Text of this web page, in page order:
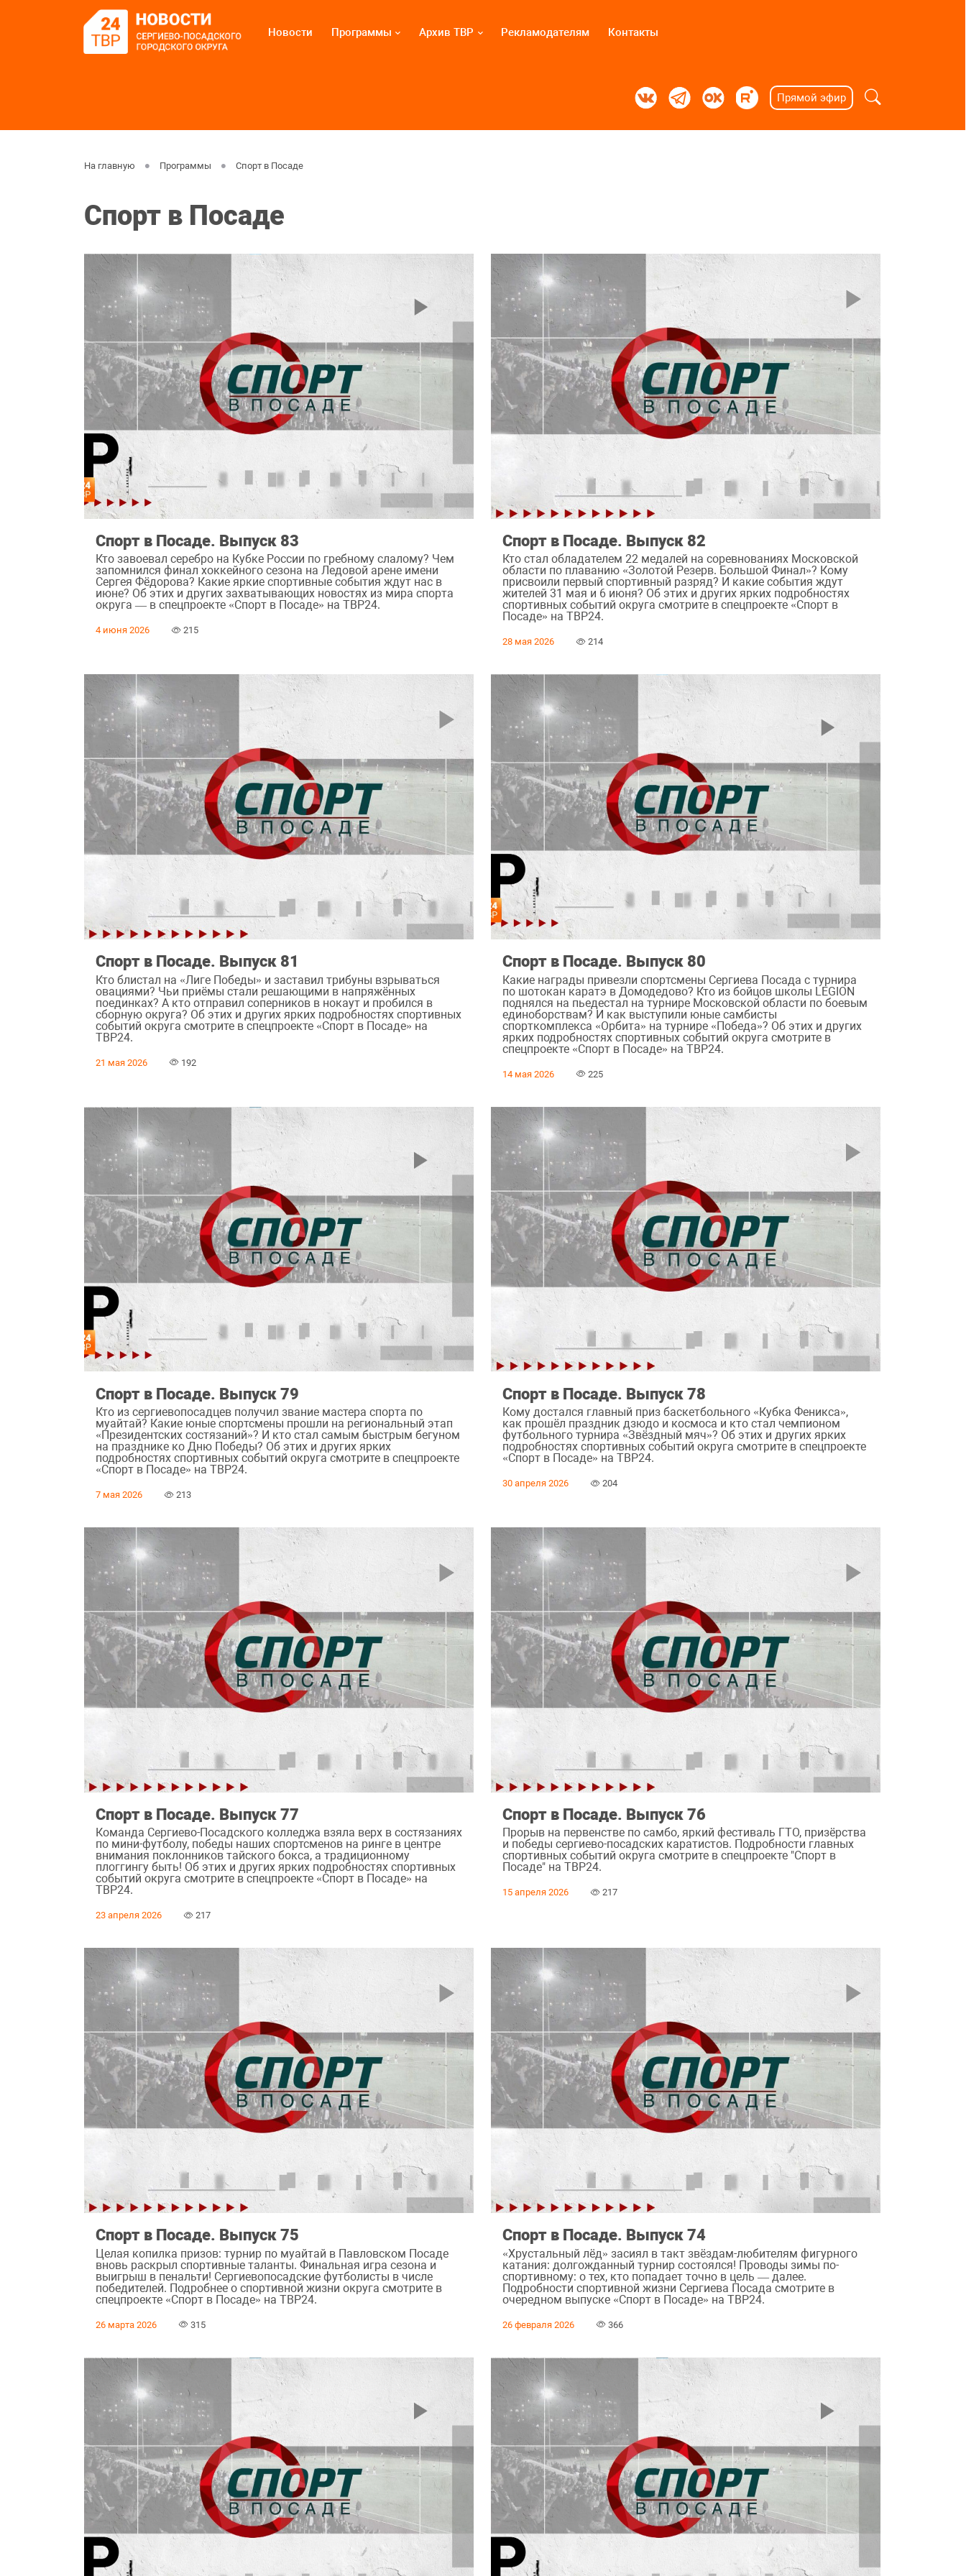
Новости Программы Архив ТВР Рекламодателям Контакты
Прямой эфир
На главную Программы Спорт в Посаде
Спорт в Посаде
Спорт в Посаде. Выпуск 83
Кто завоевал серебро на Кубке России по гребному слалому? Чем
запомнился финал хоккейного сезона на Ледовой арене имени
Сергея Фёдорова? Какие яркие спортивные события ждут нас в
июне? Об этих и других захватывающих новостях из мира спорта
округа — в спецпроекте «Спорт в Посаде» на ТВР24.
4 июня 2026 215
Спорт в Посаде. Выпуск 82
Кто стал обладателем 22 медалей на соревнованиях Московской
области по плаванию «Золотой Резерв. Большой Финал»? Кому
присвоили первый спортивный разряд? И какие события ждут
жителей 31 мая и 6 июня? Об этих и других ярких подробностях
спортивных событий округа смотрите в спецпроекте «Спорт в
Посаде» на ТВР24.
28 мая 2026 214
Спорт в Посаде. Выпуск 81
Кто блистал на «Лиге Победы» и заставил трибуны взрываться
овациями? Чьи приёмы стали решающими в напряжённых
поединках? А кто отправил соперников в нокаут и пробился в
сборную округа? Об этих и других ярких подробностях спортивных
событий округа смотрите в спецпроекте «Спорт в Посаде» на
ТВР24.
21 мая 2026 192
Спорт в Посаде. Выпуск 80
Какие награды привезли спортсмены Сергиева Посада с турнира
по шотокан каратэ в Домодедово? Кто из бойцов школы LEGION
поднялся на пьедестал на турнире Московской области по боевым
единоборствам? И как выступили юные самбисты
спорткомплекса «Орбита» на турнире «Победа»? Об этих и других
ярких подробностях спортивных событий округа смотрите в
спецпроекте «Спорт в Посаде» на ТВР24.
14 мая 2026 225
Спорт в Посаде. Выпуск 79
Кто из сергиевопосадцев получил звание мастера спорта по
муайтай? Какие юные спортсмены прошли на региональный этап
«Президентских состязаний»? И кто стал самым быстрым бегуном
на празднике ко Дню Победы? Об этих и других ярких
подробностях спортивных событий округа смотрите в спецпроекте
«Спорт в Посаде» на ТВР24.
7 мая 2026 213
Спорт в Посаде. Выпуск 78
Кому достался главный приз баскетбольного «Кубка Феникса»,
как прошёл праздник дзюдо и космоса и кто стал чемпионом
футбольного турнира «Звёздный мяч»? Об этих и других ярких
подробностях спортивных событий округа смотрите в спецпроекте
«Спорт в Посаде» на ТВР24.
30 апреля 2026 204
Спорт в Посаде. Выпуск 77
Команда Сергиево-Посадского колледжа взяла верх в состязаниях
по мини-футболу, победы наших спортсменов на ринге в центре
внимания поклонников тайского бокса, а традиционному
плоггингу быть! Об этих и других ярких подробностях спортивных
событий округа смотрите в спецпроекте «Спорт в Посаде» на
ТВР24.
23 апреля 2026 217
Спорт в Посаде. Выпуск 76
Прорыв на первенстве по самбо, яркий фестиваль ГТО, призёрства
и победы сергиево-посадских каратистов. Подробности главных
спортивных событий округа смотрите в спецпроекте "Спорт в
Посаде" на ТВР24.
15 апреля 2026 217
Спорт в Посаде. Выпуск 75
Целая копилка призов: турнир по муайтай в Павловском Посаде
вновь раскрыл спортивные таланты. Финальная игра сезона и
выигрыш в пенальти! Сергиевопосадские футболисты в числе
победителей. Подробнее о спортивной жизни округа смотрите в
спецпроекте «Спорт в Посаде» на ТВР24.
26 марта 2026 315
Спорт в Посаде. Выпуск 74
«Хрустальный лёд» засиял в такт звёздам-любителям фигурного
катания: долгожданный турнир состоялся! Проводы зимы по-
спортивному: о тех, кто попадает точно в цель — далее.
Подробности спортивной жизни Сергиева Посада смотрите в
очередном выпуске «Спорт в Посаде» на ТВР24.
26 февраля 2026 366